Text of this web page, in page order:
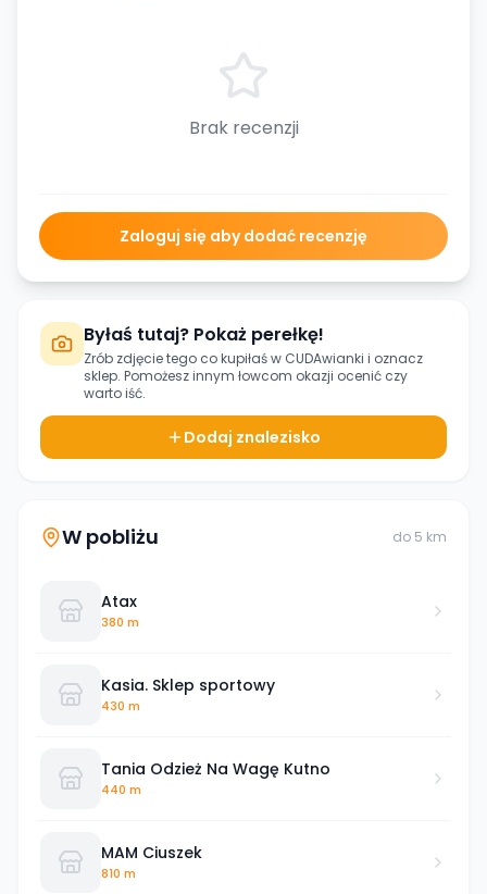
Brak recenzji
Zaloguj się aby dodać recenzję
Byłaś tutaj? Pokaż perełkę!
Zrób zdjęcie tego co kupiłaś w CUDAwianki i oznacz
sklep. Pomożesz innym łowcom okazji ocenić czy
warto iść.
Dodaj znalezisko
W pobliżu do 5 km
Atax
380 m
Kasia. Sklep sportowy
430 m
Tania Odzież Na Wagę Kutno
440 m
MAM Ciuszek
810 m